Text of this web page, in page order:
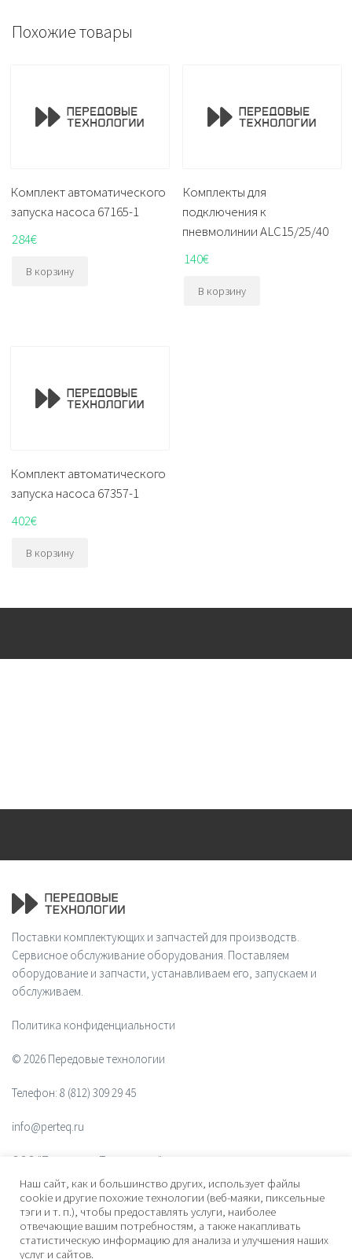
Похожие товары
Комплект автоматического
запуска насоса 67165-1
284€
В корзину
Комплекты для
подключения к
пневмолинии ALC15/25/40
140€
В корзину
Комплект автоматического
запуска насоса 67357-1
402€
В корзину
Поставки комплектующих и запчастей для производств.
Сервисное обслуживание оборудования. Поставляем
оборудование и запчасти, устанавливаем его, запускаем и
обслуживаем.
Политика конфиденциальности
© 2026 Передовые технологии
Телефон: 8 (812) 309 29 45
info@perteq.ru
ООО "Передовые Технологии"
ОГРН 1117847072628
Почтовый индекс 196006
Наш сайт, как и большинство других, использует файлы
cookie и другие похожие технологии (веб-маяки, пиксельные
тэги и т. п.), чтобы предоставлять услуги, наиболее
отвечающие вашим потребностям, а также накапливать
статистическую информацию для анализа и улучшения наших
услуг и сайтов.